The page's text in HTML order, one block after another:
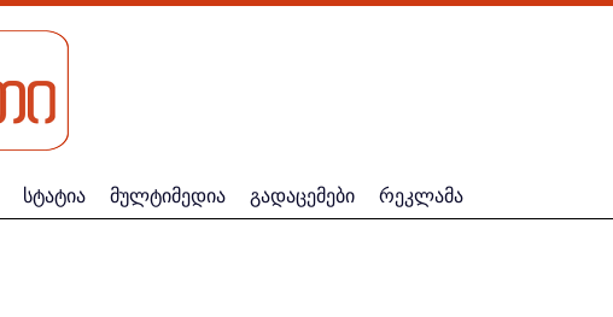
სტატია მულტიმედია გადაცემები რეკლამა